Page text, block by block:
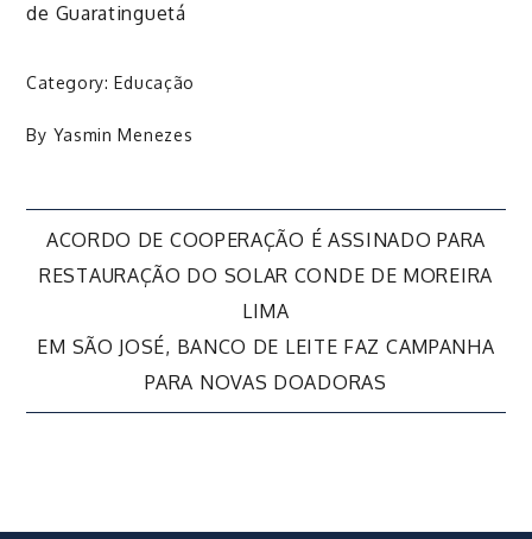
de Guaratinguetá
Category:Educação
By Yasmin Menezes
Navegação
ACORDO DE COOPERAÇÃO É ASSINADO PARA
RESTAURAÇÃO DO SOLAR CONDE DE MOREIRA
LIMA
EM SÃO JOSÉ, BANCO DE LEITE FAZ CAMPANHA
PARA NOVAS DOADORAS